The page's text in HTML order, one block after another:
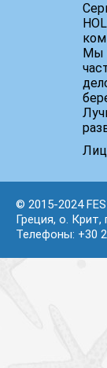
Мы
© 2015-2024
Греция, о. Крит,
Телефоны: +30